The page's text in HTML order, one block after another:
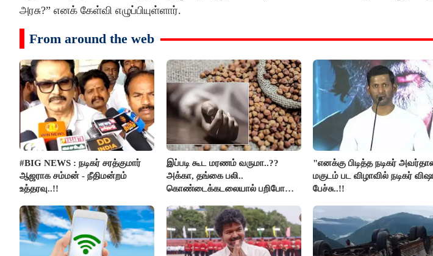
அரசு?” எனக் கேள்வி எழுப்பியுள்ளார்.
From around the web
#BIG NEWS : நடிகர் சரத்குமார்
ஆஜராக சம்மன் - நீதிமன்றம்
உத்தரவு..!!
இப்படி கூட மரணம் வருமா..??
அக்கா, தங்கை பலி..
கொண்டைக்கடலையால் பறிபோன
"எனக்கு பிடித்த நடிகர்
மகுடம் பட விழாவில் நடிகர்
பேச்சு..!!